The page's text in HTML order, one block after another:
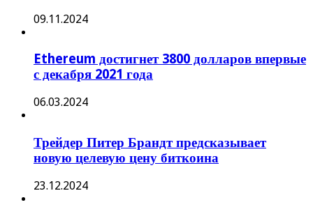
09.11.2024
Ethereum достигнет 3800 долларов впервые
с декабря 2021 года
06.03.2024
Трейдер Питер Брандт предсказывает
новую целевую цену биткоина
23.12.2024